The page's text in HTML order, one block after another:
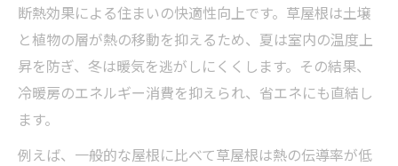
断熱効果による住まいの快適性向上です。草屋根は土壌
と植物の層が熱の移動を抑えるため、夏は室内の温度上
昇を防ぎ、冬は暖気を逃がしにくくします。その結果、
冷暖房のエネルギー消費を抑えられ、省エネにも直結し
ます。
例えば、一般的な屋根に比べて草屋根は熱の伝導率が低